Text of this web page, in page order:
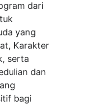
dari
yang
Karakter
serta
dan
bagi